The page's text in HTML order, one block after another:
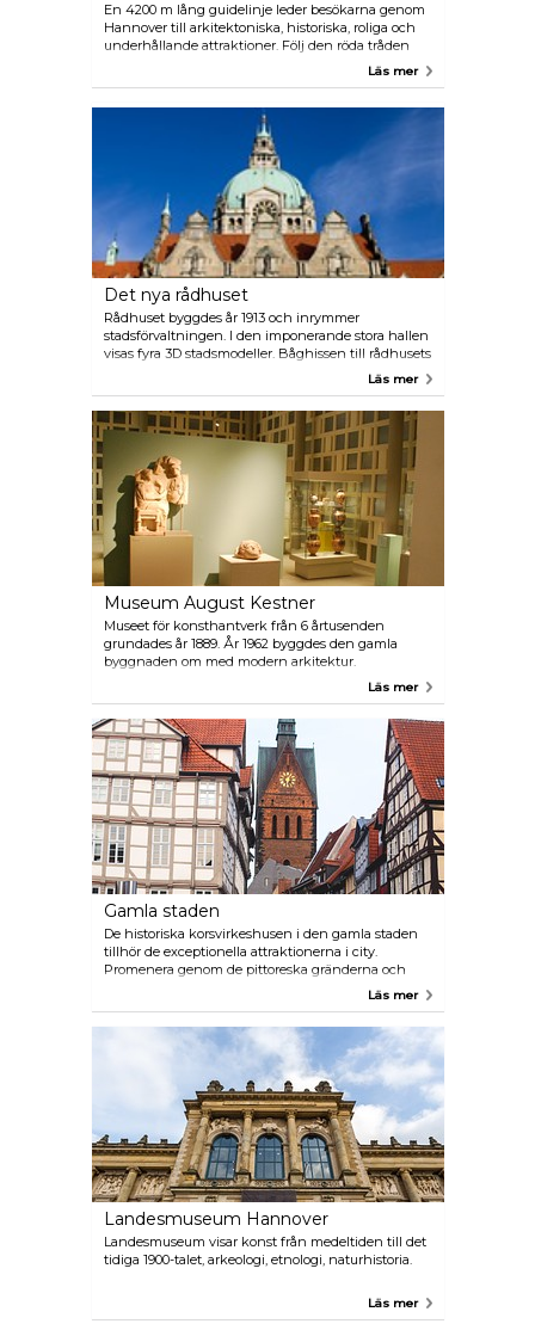
En 4200 m lång guidelinje leder besökarna genom
Hannover till arkitektoniska, historiska, roliga och
underhållande attraktioner. Följ den röda tråden
och få nya vyer och insikter. En broschyr finns på
Läs mer
Det nya rådhuset
Rådhuset byggdes år 1913 och inrymmer
stadsförvaltningen. I den imponerande stora hallen
visas fyra 3D stadsmodeller. Båghissen till rådhusets
kupol är unik i Europa. Med en vinkel på 17 grader
en magnifik panoramavy över staden.
Läs mer
Museum August Kestner
Museet för konsthantverk från 6 årtusenden
grundades år 1889. År 1962 byggdes den gamla
byggnaden om med modern arkitektur.
Läs mer
Gamla staden
De historiska korsvirkeshusen i den gamla staden
tillhör de exceptionella attraktionerna i city.
Promenera genom de pittoreska gränderna och
upptäck exklusiva butiker, frestande caféer och
Leinestranden. Detta är den äldsta loppmarknaden
i hela Tyskland.
Läs mer
Landesmuseum Hannover
Landesmuseum visar konst från medeltiden till det
tidiga 1900-talet, arkeologi, etnologi, naturhistoria.
Läs mer